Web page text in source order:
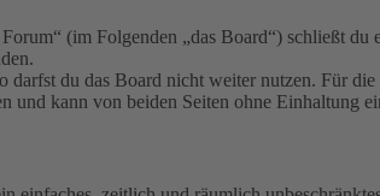
(im Folgenden „das Board“) schließt du
darfst du das Board nicht weiter nutzen. Für
und kann von beiden Seiten ohne Einhaltung